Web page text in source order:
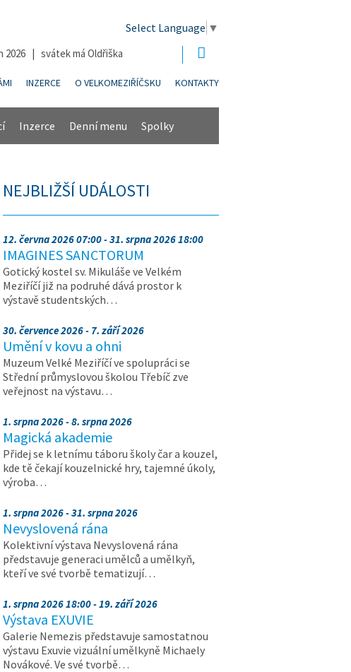
Select Language ▼
2026 | svátek má Oldřiška
INZERCE O VELKOMEZIŘÍČSKU KONTAKTY
Inzerce Denní menu Spolky
NEJBLIŽŠÍ UDÁLOSTI
12. června 2026 07:00 - 31. srpna 2026 18:00
IMAGINES SANCTORUM
Gotický kostel sv. Mikuláše ve Velkém
Meziříčí již na podruhé dává prostor k
výstavě studentských…
30. července 2026 - 7. září 2026
Umění v kovu a ohni
Muzeum Velké Meziříčí ve spolupráci se
Střední průmyslovou školou Třebíč zve
veřejnost na výstavu…
1. srpna 2026 - 8. srpna 2026
Magická akademie
Přidej se k letnímu táboru školy čar a kouzel,
kde tě čekají kouzelnické hry, tajemné úkoly,
výroba…
1. srpna 2026 - 31. srpna 2026
Nevyslovená rána
Kolektivní výstava Nevyslovená rána
představuje generaci umělců a umělkyň,
kteří ve své tvorbě tematizují…
1. srpna 2026 18:00 - 19. září 2026
Výstava EXUVIE
Galerie Nemezis představuje samostatnou
výstavu Exuvie vizuální umělkyně Michaely
Novákové. Ve své tvorbě…